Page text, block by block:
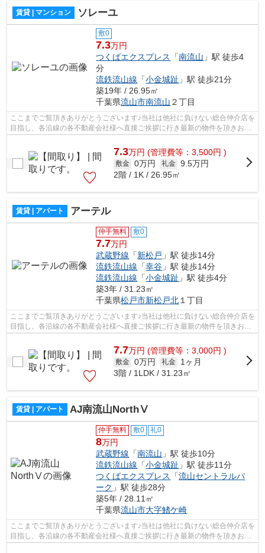
賃貸 | マンション ソレーユ
敷0
7.3万円
つくばエクスプレス
「南流山 」駅 徒歩4
分
流鉄流山線 「小金城趾 」駅 徒歩21分
築19年 / 26.95㎡
千葉県流山市南流山 ２丁目
ここまでご覧頂きありがとうございます♪当社は他社に負けない総合仲介店を
目指し、各沿線の各不動産会社様へ直接ご挨拶に行き最新の物件を頂きお客
様へ提供しております！最新の情報は...
7.3万円 (管理費等：3,500円 )
敷金 0万円 礼金 9.5万円
2階 / 1K / 26.95㎡
賃貸 | アパート アーテル
仲手無料 敷0
7.7万円
武蔵野線 「新松戸 」駅 徒歩14分
流鉄流山線 「幸谷 」駅 徒歩14分
流鉄流山線 「小金城趾 」駅 徒歩4分
築3年 / 31.23㎡
千葉県松戸市新松戸北 １丁目
ここまでご覧頂きありがとうございます♪当社は他社に負けない総合仲介店を
目指し、各沿線の各不動産会社様へ直接ご挨拶に行き最新の物件を頂きお客
様へ提供しております！最新の情報は...
7.7万円 (管理費等：3,000円 )
敷金 0万円 礼金
1ヶ月
3階 / 1LDK / 31.23㎡
賃貸 | アパート AJ南流山NorthⅤ
仲手無料 敷0 礼0
8万円
武蔵野線 「南流山 」駅 徒歩10分
流鉄流山線 「小金城趾 」駅 徒歩11分
つくばエクスプレス
「流山セントラルパ
ーク 」駅 徒歩28分
築5年 / 28.11㎡
千葉県流山市大字鰭ケ崎
ここまでご覧頂きありがとうございます♪当社は他社に負けない総合仲介店を
目指し、各沿線の各不動産会社様へ直接ご挨拶に行き最新の物件を頂きお客
様へ提供しております！最新の情報は...